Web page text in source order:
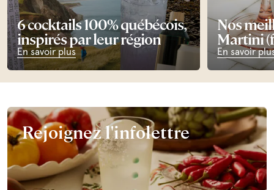
6 cocktails 100% québécois,
inspirés par leur région
En savoir plus
Nos
Martini
En savoir
Rejoignez l'infolettre